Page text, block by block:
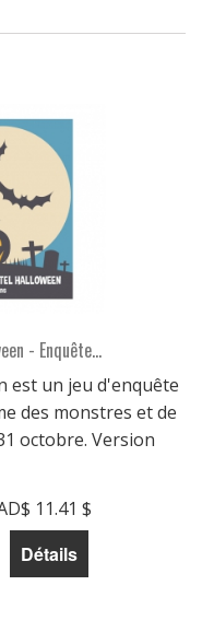
- Enquête...
est un jeu d'enquête
des monstres et de
octobre. Version
11.41 $
Détails